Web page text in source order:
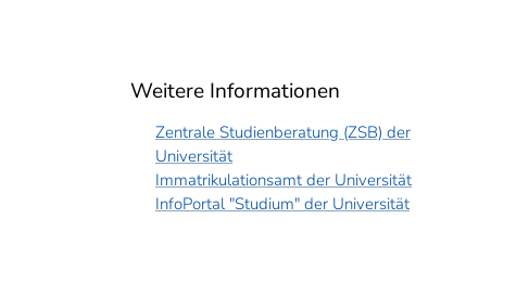
Weitere Informationen
Zentrale Studienberatung (ZSB) der
Universität
Immatrikulationsamt der Universität
InfoPortal "Studium" der Universität